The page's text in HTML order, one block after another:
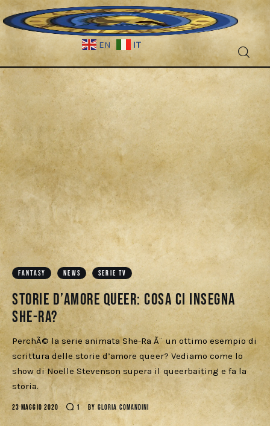
EN IT
Fantascienza
Fantasy
Games
Recensioni
Libri e fumetti
Cercatori
Download
FANTASY NEWS SERIE TV
Storie d’amore queer: cosa ci insegna
She-Ra?
PerchÃ© la serie animata She-Ra Ã¨ un ottimo esempio di
scrittura delle storie d’amore queer? Vediamo come lo
show di Noelle Stevenson supera il queerbaiting e fa la
storia.
23 MAGGIO 2020 1 BY GLORIA COMANDINI